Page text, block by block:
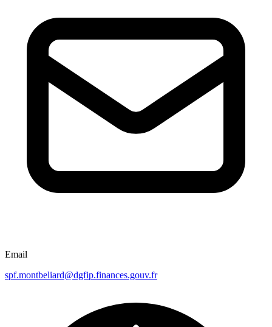
Email
spf.montbeliard@dgfip.finances.gouv.fr